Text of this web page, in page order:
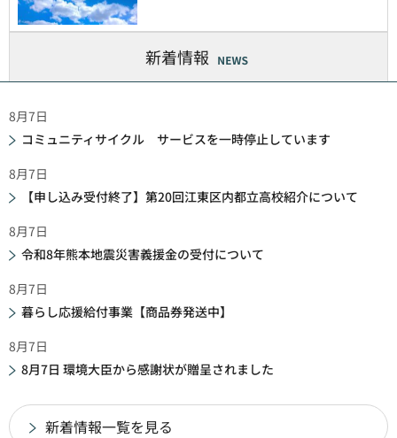
新着情報
8月7日
コミュニティサイクル サービスを一時停止しています
8月7日
【申し込み受付終了】第20回江東区内都立高校紹介について
8月7日
令和8年熊本地震災害義援金の受付について
8月7日
暮らし応援給付事業【商品券発送中】
8月7日
8月7日 環境大臣から感謝状が贈呈されました
新着情報一覧を見る